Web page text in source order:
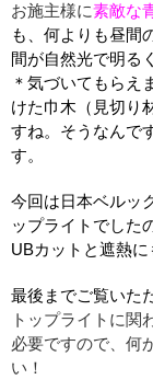
お施主様に素敵な
も、何よりも昼間
間が自然光で明る
＊気づいてもら
けた巾木
すね。そうなんで
す。
今回は日本ベルッ
ップライトでした
UBカットと遮熱に
最後までご覧いた
トップライトに関
必要ですので、何
い！